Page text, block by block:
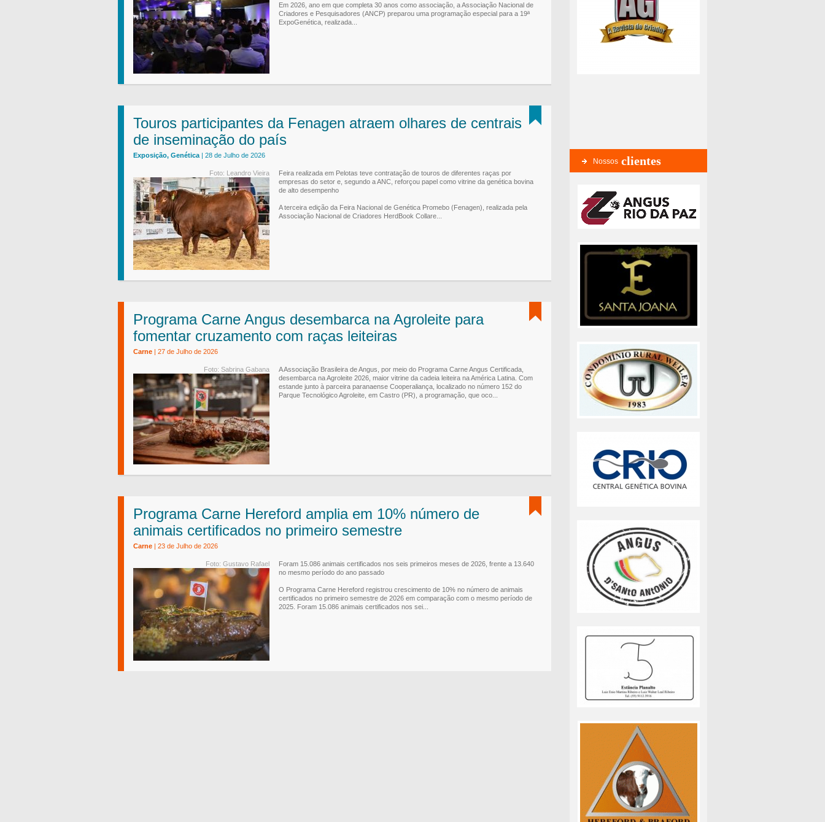
Em 2026, ano em que completa 30 anos como associação, a Associação Nacional de
Criadores e Pesquisadores (ANCP) preparou uma programação especial para a 19ª
ExpoGenética, realizada...
Touros participantes da Fenagen atraem olhares de centrais
de inseminação do país
Exposição, Genética | 28 de Julho de 2026
Foto: Leandro Vieira
Feira realizada em Pelotas teve contratação de touros de diferentes raças por
empresas do setor e, segundo a ANC, reforçou papel como vitrine da genética bovina
de alto desempenho
A terceira edição da Feira Nacional de Genética Promebo (Fenagen), realizada pela
Associação Nacional de Criadores HerdBook Collare...
Programa Carne Angus desembarca na Agroleite para
fomentar cruzamento com raças leiteiras
Carne | 27 de Julho de 2026
Foto: Sabrina Gabana
A Associação Brasileira de Angus, por meio do Programa Carne Angus Certificada,
desembarca na Agroleite 2026, maior vitrine da cadeia leiteira na América Latina. Com
estande junto à parceira paranaense Cooperaliança, localizado no número 152 do
Parque Tecnológico Agroleite, em Castro (PR), a programação, que oco...
Programa Carne Hereford amplia em 10% número de
animais certificados no primeiro semestre
Carne | 23 de Julho de 2026
Foto: Gustavo Rafael
Foram 15.086 animais certificados nos seis primeiros meses de 2026, frente a 13.640
no mesmo período do ano passado
O Programa Carne Hereford registrou crescimento de 10% no número de animais
certificados no primeiro semestre de 2026 em comparação com o mesmo período de
2025. Foram 15.086 animais certificados nos sei...
Nossos clientes